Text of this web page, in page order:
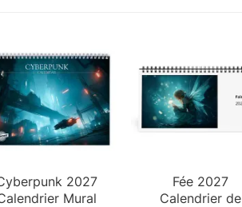
2027
Mural
Fée 2027
Calendrier de